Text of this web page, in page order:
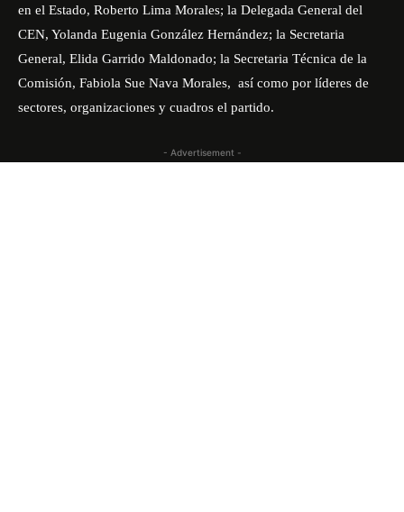
en el Estado, Roberto Lima Morales; la Delegada General del
CEN, Yolanda Eugenia González Hernández; la Secretaria
General, Elida Garrido Maldonado; la Secretaria Técnica de la
Comisión, Fabiola Sue Nava Morales, así como por líderes de
sectores, organizaciones y cuadros el partido.
- Advertisement -